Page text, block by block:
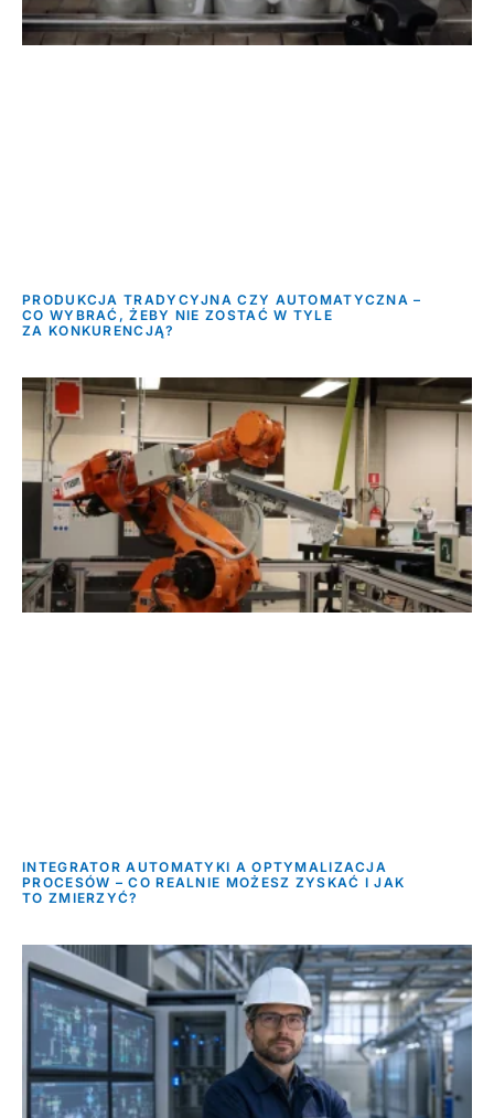
PRODUKCJA TRADYCYJNA CZY AUTOMATYCZNA –
CO WYBRAĆ, ŻEBY NIE ZOSTAĆ W TYLE
ZA KONKURENCJĄ?
INTEGRATOR AUTOMATYKI A OPTYMALIZACJA
PROCESÓW – CO REALNIE MOŻESZ ZYSKAĆ I JAK
TO ZMIERZYĆ?